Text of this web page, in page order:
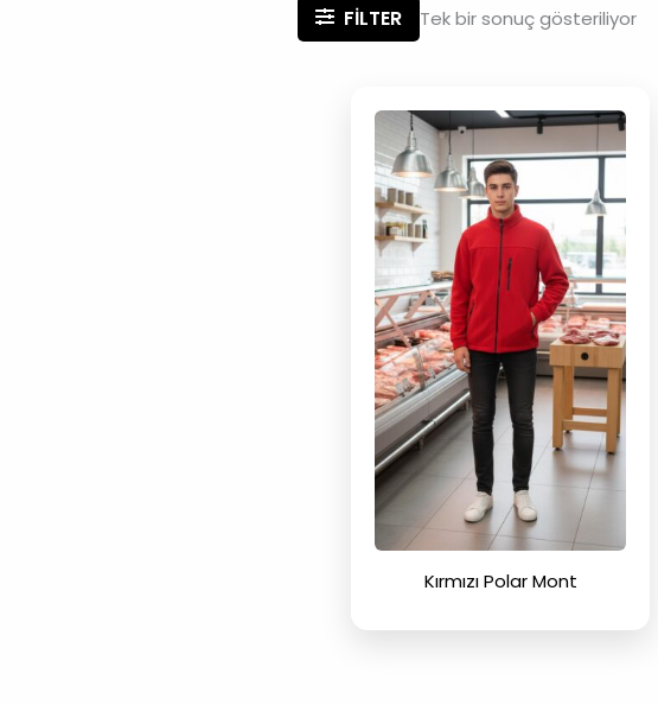
FILTER Tek bir sonuç gösteriliyor
Kırmızı Polar Mont